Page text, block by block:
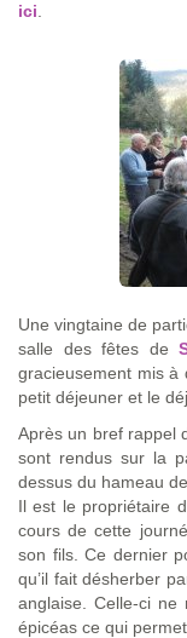
ici.
Une vingtaine de
salle des fêtes de
gracieusement mis à
petit déjeuner et le
Après un bref rappel
sont rendus sur la
dessus du hameau
Il est le propriétaire
cours de cette
son fils. Ce dernier
qu’il fait désherber
anglaise. Celle-ci
épicéas ce qui